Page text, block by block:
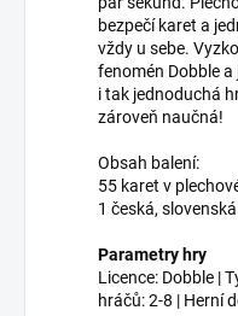
bezpečí karet a
vždy u sebe.
fenomén Dobble
i tak jednoduchá
zároveň naučná!
Obsah balení:
55 karet v
1 česká,
Parametry hry
Licence: Dobble |
hráčů: 2-8 | Herní